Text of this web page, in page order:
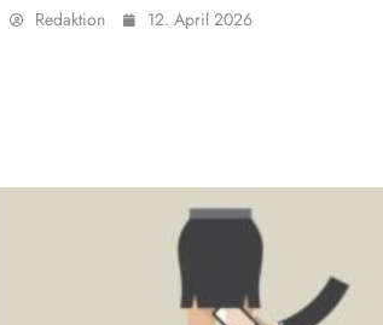
Redaktion 12. April 2026